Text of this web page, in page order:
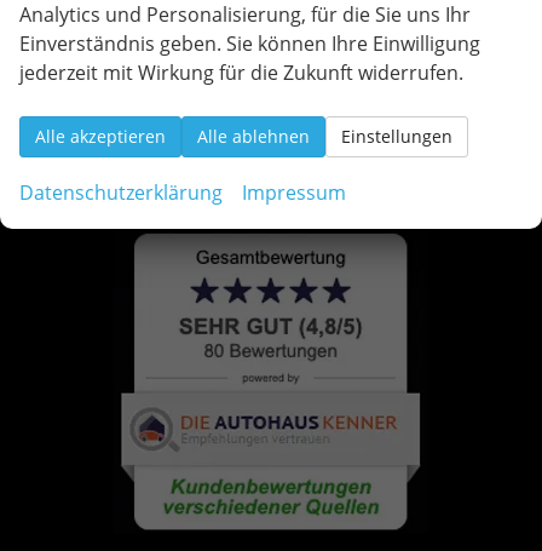
Analytics und Personalisierung, für die Sie uns Ihr
Einverständnis geben. Sie können Ihre Einwilligung
jederzeit mit Wirkung für die Zukunft widerrufen.
Alle akzeptieren Alle ablehnen Einstellungen
Datenschutzerklärung Impressum